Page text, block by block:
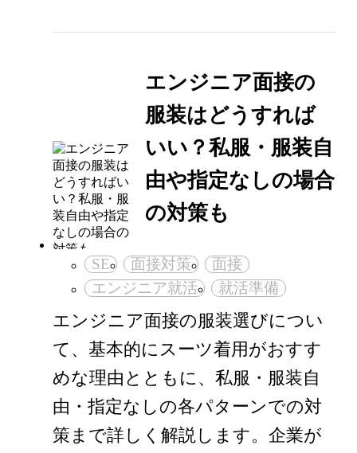
エンジニア面接の
服装はどうすれば
いい？私服・服装自
由や指定なしの場合
の対策も
SE 面接対策
面接
エンジニア就活
就活準備
エンジニア面接の服装選びについ
て、基本的にスーツ着用がおすす
めな理由とともに、私服・服装自
由・指定なしの各パターンでの対
策まで詳しく解説します。企業が